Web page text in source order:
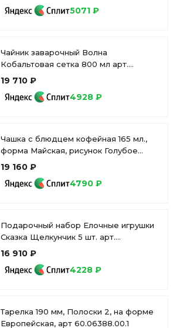
5071 ₽
Чайник заварочный Волна
Кобальтовая сетка 800 мл арт.
80.06534.00.1
19 710 ₽
4928 ₽
Чашка с блюдцем кофейная 165 мл.,
форма Майская, рисунок Голубое
озеро арт. 81.13568.00.1
19 160 ₽
4790 ₽
Подарочный набор Елочные игрушки
Сказка Щелкунчик 5 шт. арт.
81.31124.00.1
16 910 ₽
4228 ₽
Тарелка 190 мм, Полоски 2, на форме
Европейская, арт 60.06388.00.1